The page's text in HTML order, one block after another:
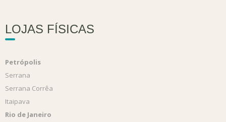
LOJAS FÍSICAS
Petrópolis
Serrana
Serrana Corrêa
Itaipava
Rio de Janeiro